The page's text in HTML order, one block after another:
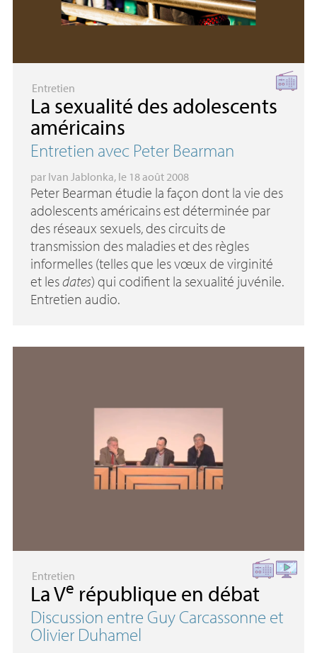
Entretien
La sexualité des adolescents
américains
Entretien avec Peter Bearman
par Ivan Jablonka, le 18 août 2008
Peter Bearman étudie la façon dont la vie des
adolescents américains est déterminée par
des réseaux sexuels, des circuits de
transmission des maladies et des règles
informelles (telles que les vœux de virginité
et lesdates) qui codifient la sexualité juvénile.
Entretien audio.
Entretien
La Ve république en débat
Discussion entre Guy Carcassonne et
Olivier Duhamel